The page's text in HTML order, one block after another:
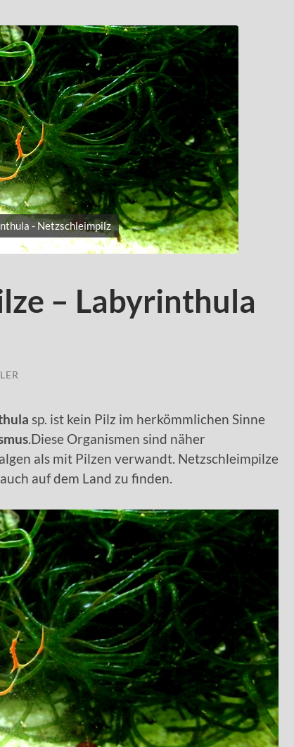
- Netzschleimpilz
– Labyrinthula
sp. ist kein Pilz im herkömmlichen Sinne
.Diese Organismen sind näher
als mit Pilzen verwandt. Netzschleimpilze
auf dem Land zu finden.